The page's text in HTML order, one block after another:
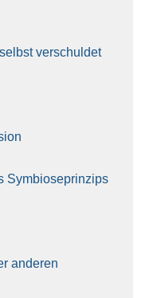
ver­schul­det
Sym­bio­se­prin­zips
ande­ren